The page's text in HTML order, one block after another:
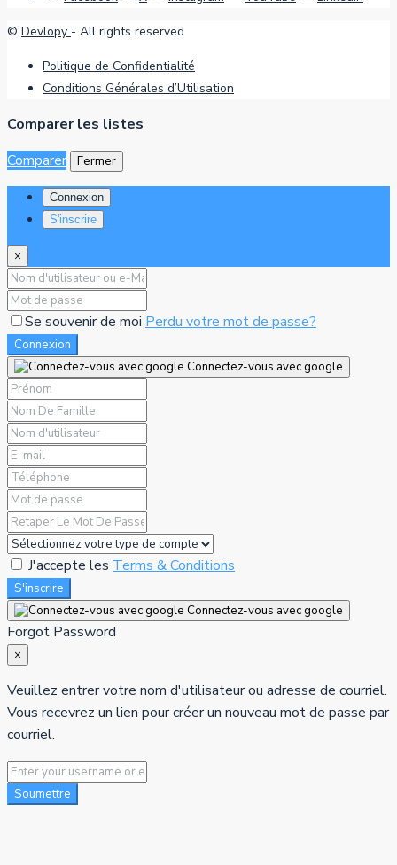
© Devlopy - All rights reserved
Politique de Confidentialité
Conditions Générales d’Utilisation
Comparer les listes
Comparer
Fermer
Connexion
S'inscrire
×
Se souvenir de moi Perdu votre mot de passe?
Connexion
Connectez-vous avec google
J'accepte les Terms & Conditions
S'inscrire
Connectez-vous avec google
Forgot Password
×
Veuillez entrer votre nom d'utilisateur ou adresse de courriel.
Vous recevrez un lien pour créer un nouveau mot de passe par
courriel.
Soumettre